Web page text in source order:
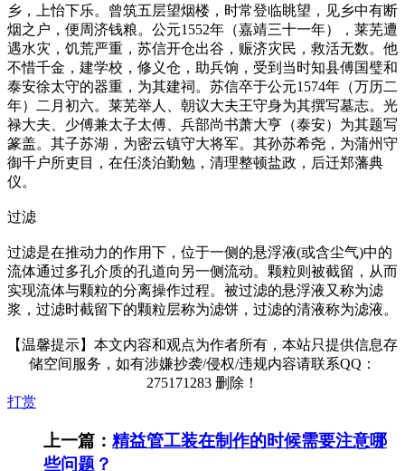
乡，上怡下乐。曾筑五层望烟楼，时常登临眺望，见乡中有断
烟之户，便周济钱粮。公元1552年（嘉靖三十一年），莱芜遭
遇水灾，饥荒严重，苏信开仓出谷，赈济灾民，救活无数。他
不惜千金，建学校，修义仓，助兵饷，受到当时知县傅国璧和
泰安徐太守的器重，为其建祠。苏信卒于公元1574年（万历二
年）二月初六。莱芜举人、朝议大夫王守身为其撰写墓志。光
禄大夫、少傅兼太子太傅、兵部尚书萧大亨（泰安）为其题写
篆盖。其子苏湖，为密云镇守大将军。其孙苏希尧，为蒲州守
御千户所吏目，在任淡泊勤勉，清理整顿盐政，后迁郑藩典
仪。
过滤
过滤是在推动力的作用下，位于一侧的悬浮液(或含尘气)中的
流体通过多孔介质的孔道向另一侧流动。颗粒则被截留，从而
实现流体与颗粒的分离操作过程。被过滤的悬浮液又称为滤
浆，过滤时截留下的颗粒层称为滤饼，过滤的清液称为滤液。
【温馨提示】本文内容和观点为作者所有，本站只提供信息存
储空间服务，如有涉嫌抄袭/侵权/违规内容请联系QQ：
275171283 删除！
打赏
上一篇： 精益管工装在制作的时候需要注意哪
些问题？